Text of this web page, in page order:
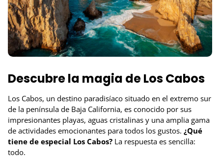
Descubre la magia de Los Cabos
Los Cabos, un destino paradisíaco situado en el extremo sur
de la península de Baja California, es conocido por sus
impresionantes playas, aguas cristalinas y una amplia gama
de actividades emocionantes para todos los gustos. ¿Qué
tiene de especial Los Cabos? La respuesta es sencilla:
todo.